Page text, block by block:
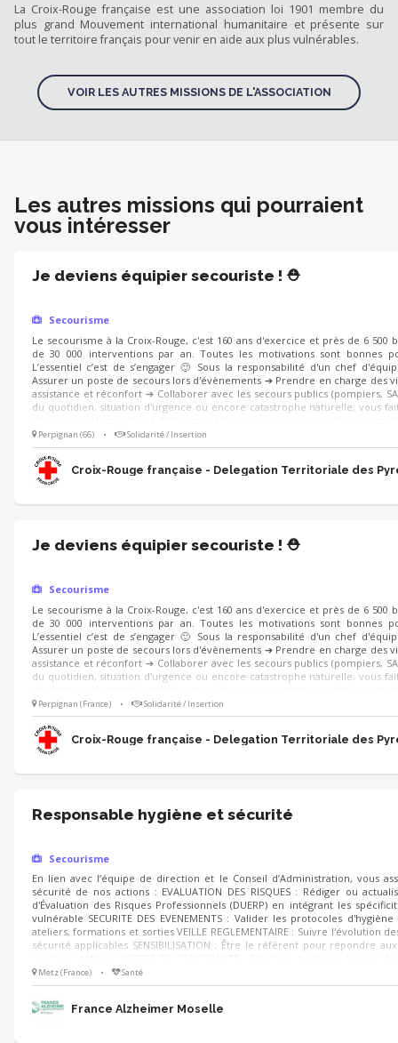
La Croix-Rouge française est une association loi 1901 membre du
plus grand Mouvement international humanitaire et présente sur
tout le territoire français pour venir en aide aux plus vulnérables.
VOIR LES AUTRES MISSIONS DE L'ASSOCIATION
Les autres missions qui pourraient
vous intéresser
Je deviens équipier secouriste ! ⛑️
Secourisme
Le secourisme à la Croix-Rouge, c'est 160 ans d'exercice et près de 6 500
de 30 000 interventions par an. Toutes les motivations sont bonnes
L’essentiel c’est de s’engager 🙂 Sous la responsabilité d'un chef
Assurer un poste de secours lors d'évènements ➔ Prendre en charge des
assistance et réconfort ➔ Collaborer avec les secours publics (pompiers,
du quotidien, situation d'urgence ou encore catastrophe naturelle, vous
Perpignan (66) • Solidarité / Insertion
Croix-Rouge française - Delegation Territoriale des
Je deviens équipier secouriste ! ⛑️
Secourisme
Le secourisme à la Croix-Rouge, c'est 160 ans d'exercice et près de 6 500
de 30 000 interventions par an. Toutes les motivations sont bonnes
L’essentiel c’est de s’engager 🙂 Sous la responsabilité d'un chef
Assurer un poste de secours lors d'évènements ➔ Prendre en charge des
assistance et réconfort ➔ Collaborer avec les secours publics (pompiers,
du quotidien, situation d'urgence ou encore catastrophe naturelle, vous
Perpignan (France) • Solidarité / Insertion
Croix-Rouge française - Delegation Territoriale des
Responsable hygiène et sécurité
Secourisme
En lien avec l’équipe de direction et le Conseil d’Administration, vous
sécurité de nos actions : EVALUATION DES RISQUES : Rédiger ou
d'Évaluation des Risques Professionnels (DUERP) en intégrant les
vulnérable SECURITE DES EVENEMENTS : Valider les protocoles
ateliers, formations et sorties VEILLE REGLEMENTAIRE : Suivre l'évolution
sécurité applicables SENSIBILISATION : Être le référent pour répondre
nous auditer
Metz (France) • Santé
France Alzheimer Moselle